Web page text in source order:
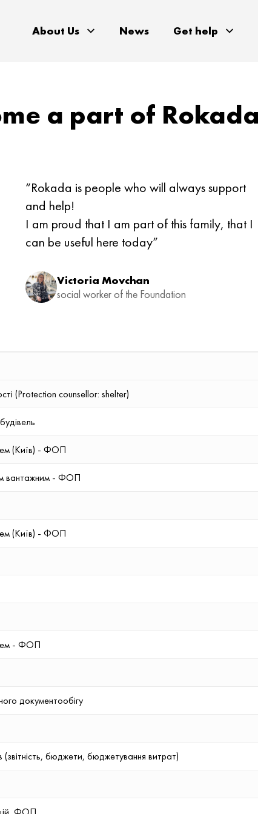
About Us News Get help
a part of
“Rokada is people who will always support
and help!
I am proud that I am part of this family, that I
can be useful here today”
Victoria Movchan
social worker of the Foundation
(Protection counsellor: shelter)
(Київ) - ФОП
вантажним - ФОП
(Київ) - ФОП
- ФОП
документообігу
(звітність, бюджети, бюджетування витрат)